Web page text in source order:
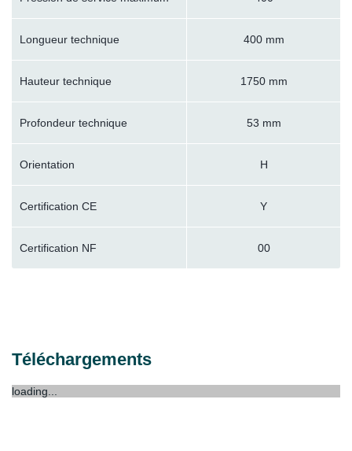
Longueur technique 400 mm
Hauteur technique 1750 mm
Profondeur technique 53 mm
Orientation H
Certification CE Y
Certification NF 00
Téléchargements
loading...